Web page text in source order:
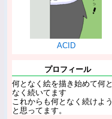
ACID
プロフィール
何となく絵を描き始めて何と
なく続いてます
これからも何となく続けよう
と思ってます。